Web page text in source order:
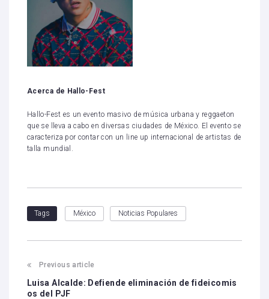
Acerca de Hallo-Fest
Hallo-Fest es un evento masivo de música urbana y reggaeton
que se lleva a cabo en diversas ciudades de México. El evento se
caracteriza por contar con un line up internacional de artistas de
talla mundial.
Tags México Noticias Populares
Previous article
Luisa Alcalde: Defiende eliminación de fideicomis
os del PJF